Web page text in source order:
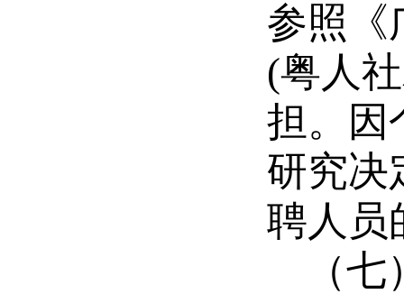
参照《
(粤人
担。因
研究决
聘人员
（